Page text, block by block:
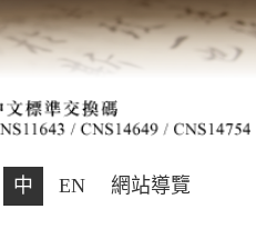
中 EN 網站導覽